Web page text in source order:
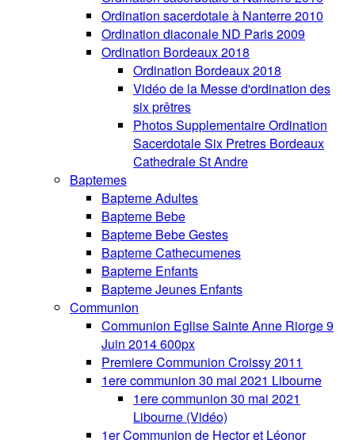
Ordination sacerdotale à Nanterre 2010
Ordination diaconale ND Paris 2009
Ordination Bordeaux 2018
Ordination Bordeaux 2018
Vidéo de la Messe d'ordination des
six prêtres
Photos Supplementaire Ordination
Sacerdotale Six Pretres Bordeaux
Cathedrale St Andre
Baptemes
Bapteme Adultes
Bapteme Bebe
Bapteme Bebe Gestes
Bapteme Cathecumenes
Bapteme Enfants
Bapteme Jeunes Enfants
Communion
Communion Eglise Sainte Anne Riorge 9
Juin 2014 600px
Premiere Communion Croissy 2011
1ere communion 30 mai 2021 Libourne
1ere communion 30 mai 2021
Libourne (Vidéo)
1er Communion de Hector et Léonor